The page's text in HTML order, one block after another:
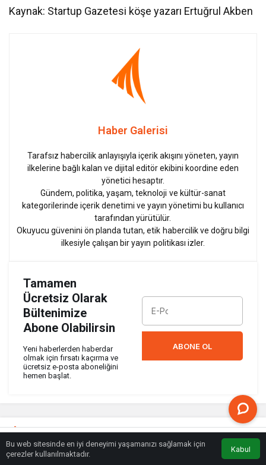
Kaynak: Startup Gazetesi köşe yazarı Ertuğrul Akben
Haber Galerisi
Tarafsız habercilik anlayışıyla içerik akışını yöneten, yayın
ilkelerine bağlı kalan ve dijital editör ekibini koordine eden
yönetici hesaptır.
Gündem, politika, yaşam, teknoloji ve kültür-sanat
kategorilerinde içerik denetimi ve yayın yönetimi bu kullanıcı
tarafından yürütülür.
Okuyucu güvenini ön planda tutan, etik habercilik ve doğru bilgi
ilkesiyle çalışan bir yayın politikası izler.
Tamamen
Ücretsiz Olarak
Bültenimize
Abone Olabilirsin
Yeni haberlerden haberdar
olmak için fırsatı kaçırma ve
ücretsiz e-posta aboneliğini
hemen başlat.
ABONE OL
Benzer Haberler
Bu web sitesinde en iyi deneyimi yaşamanızı sağlamak için
çerezler kullanılmaktadır.
Kabul
Anasayfa Trafik